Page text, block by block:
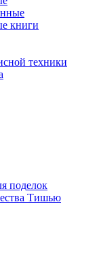
книги
техники
поделок
Тишью